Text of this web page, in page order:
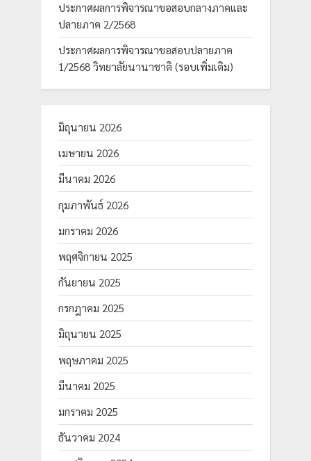
ประกาศผลการพิจารณาขอสอบกลางภาคและ
ปลายภาค 2/2568
ประกาศผลการพิจารณาขอสอบปลายภาค
1/2568 วิทยาลัยนานาชาติ (รอบเพิ่มเติม)
มิถุนายน 2026
เมษายน 2026
มีนาคม 2026
กุมภาพันธ์ 2026
มกราคม 2026
พฤศจิกายน 2025
กันยายน 2025
กรกฎาคม 2025
มิถุนายน 2025
พฤษภาคม 2025
มีนาคม 2025
มกราคม 2025
ธันวาคม 2024